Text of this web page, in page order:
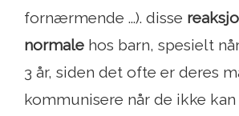
fornærmende ...). disse
normale hos barn, spesielt
3 år, siden det ofte er deres
kommunisere når de ikke